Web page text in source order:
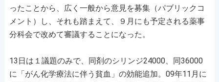
ったことから、広く一般から意見を募集（パブリックコ
メント）し、それも踏まえて、９月にも予定される薬事
分科会で改めて審議することになった。
13日は１議題のみで、同剤のシリンジ24000、同36000
に「がん化学療法に伴う貧血」の効能追加。09年11月に